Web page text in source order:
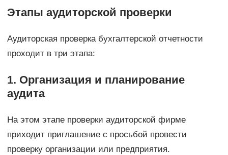
Этапы аудиторской проверки
Аудиторская проверка бухгалтерской отчетности
проходит в три этапа:
1. Организация и планирование
аудита
На этом этапе проверки аудиторской фирме
приходит приглашение с просьбой провести
проверку организации или предприятия.